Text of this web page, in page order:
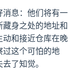
息：他们将有一
身之处的地址和
和接近仓库在晚
过这个可怕的地
了知觉。